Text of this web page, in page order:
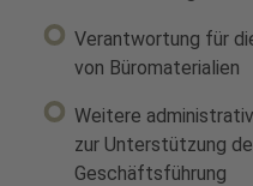
Verantwortung für
von Büromaterialien
Weitere
zur Unterstützung
Geschäftsführung